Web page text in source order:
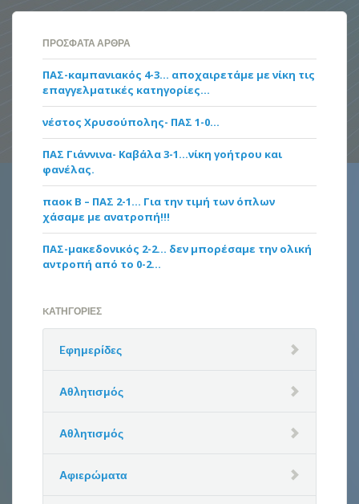
ΠΡΌΣΦΑΤΑ ΆΡΘΡΑ
ΠΑΣ-καμπανιακός 4-3… αποχαιρετάμε με νίκη τις
επαγγελματικές κατηγορίες…
νέστος Χρυσούπολης- ΠΑΣ 1-0…
ΠΑΣ Γιάννινα- Καβάλα 3-1…νίκη γοήτρου και
φανέλας.
παοκ Β – ΠΑΣ 2-1… Για την τιμή των όπλων
χάσαμε με ανατροπή!!!
ΠΑΣ-μακεδονικός 2-2… δεν μπορέσαμε την ολική
αντροπή από το 0-2…
KΑΤΗΓΟΡΊΕΣ
Eφημερίδες
Αθλητισμός
Αθλητισμός
Αφιερώματα